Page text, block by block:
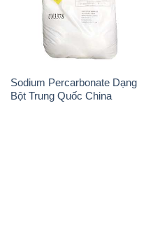
Sodium Percarbonate Dạng
Bột Trung Quốc China